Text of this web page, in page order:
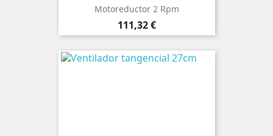
Motoreductor 2 Rpm
Precio
111,32 €